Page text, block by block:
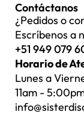
Contáctanos
¿Pedidos o
Escríbenos a
+51 949 079
Horario de
Lunes a
11am -